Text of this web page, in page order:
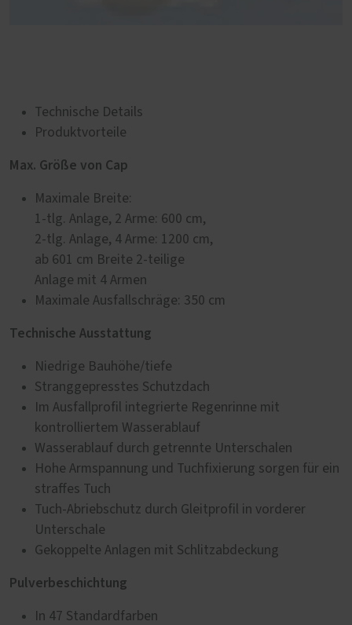
Technische Details
Produktvorteile
Max. Größe von Cap
Maximale Breite:
1-tlg. Anlage, 2 Arme: 600 cm,
2-tlg. Anlage, 4 Arme: 1200 cm,
ab 601 cm Breite 2-teilige
Anlage mit 4 Armen
Maximale Ausfallschräge: 350 cm
Technische Ausstattung
Niedrige Bauhöhe/tiefe
Stranggepresstes Schutzdach
Im Ausfallprofil integrierte Regenrinne mit
kontrolliertem Wasserablauf
Wasserablauf durch getrennte Unterschalen
Hohe Armspannung und Tuchfixierung sorgen für ein
straffes Tuch
Tuch-Abriebschutz durch Gleitprofil in vorderer
Unterschale
Gekoppelte Anlagen mit Schlitzabdeckung
Pulverbeschichtung
In 47 Standardfarben